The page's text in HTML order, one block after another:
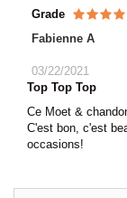
Grade
Fabienne A
03/22/2021
Top Top Top
Ce Moet &
C'est bon, c'est
occasions!